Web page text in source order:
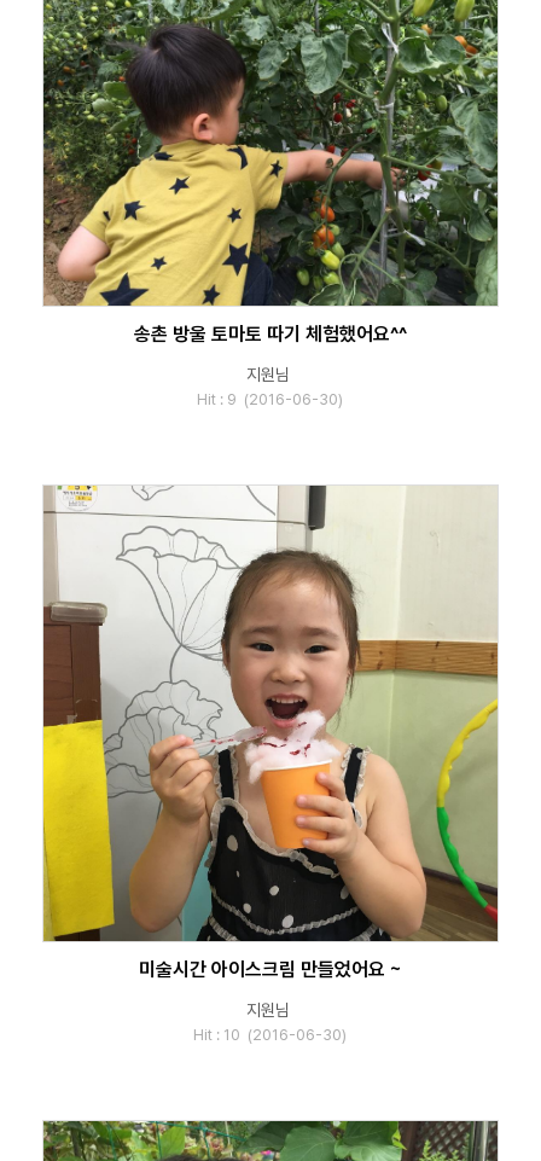
송촌 방울 토마토 따기 체험했어요^^
지원님
Hit : 9 (2016-06-30)
미술시간 아이스크림 만들었어요 ~
지원님
Hit : 10 (2016-06-30)